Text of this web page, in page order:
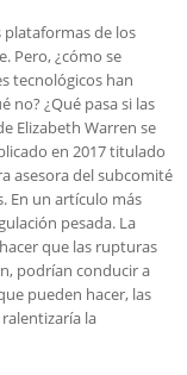
plataformas de los
Pero, ¿cómo se
tecnológicos han
no? ¿Qué pasa si las
Elizabeth Warren se
en 2017 titulado
asesora del subcomité
En un artículo más
pesada. La
que las rupturas
podrían conducir a
pueden hacer, las
la